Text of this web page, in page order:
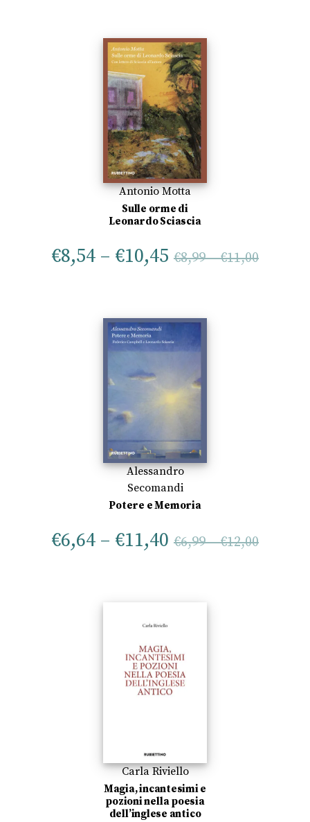
Antonio Motta
Sulle orme di
Leonardo Sciascia
€8,54 – €10,45 €8,99–€11,00
Alessandro
Secomandi
Potere e Memoria
€6,64 – €11,40 €6,99–€12,00
Carla Riviello
Magia, incantesimi e
pozioni nella poesia
dell’inglese antico